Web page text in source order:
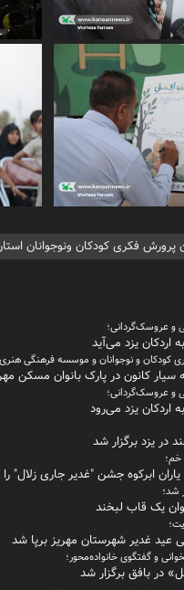
پرورش فکری کودکان ونوجوانان
و عروسک‌گردانی؛
اردکان یزد می‌آید
کودکان و نوجوانان و موسسه فرهنگی هنری
سیار کانون در پارک بانوان مسکن
و عروسک‌گردانی؛
اردکان یزد می‌رود
در یزد برگزار شد
ابرکوه جشن "غدیر جاری زلال" را
شد؛
یک قاب لبخند
عید غدیر شهرستان مهریز برپا شد
و گفتگوی خانواده‌محور؛